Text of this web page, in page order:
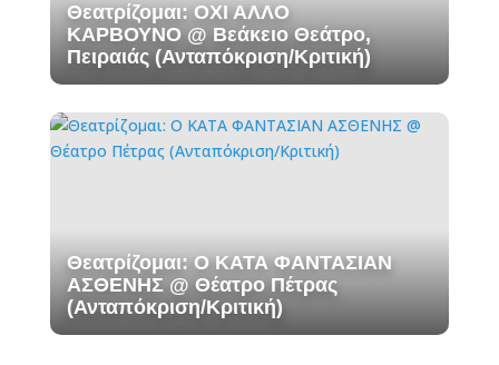
Θεατρίζομαι: ΟΧΙ ΑΛΛΟ
ΚΑΡΒΟΥΝΟ @ Βεάκειο Θεάτρο,
Πειραιάς (Ανταπόκριση/Κριτική)
Θεατρίζομαι: Ο ΚΑΤΑ ΦΑΝΤΑΣΙΑΝ
ΑΣΘΕΝΗΣ @ Θέατρο Πέτρας
(Ανταπόκριση/Κριτική)